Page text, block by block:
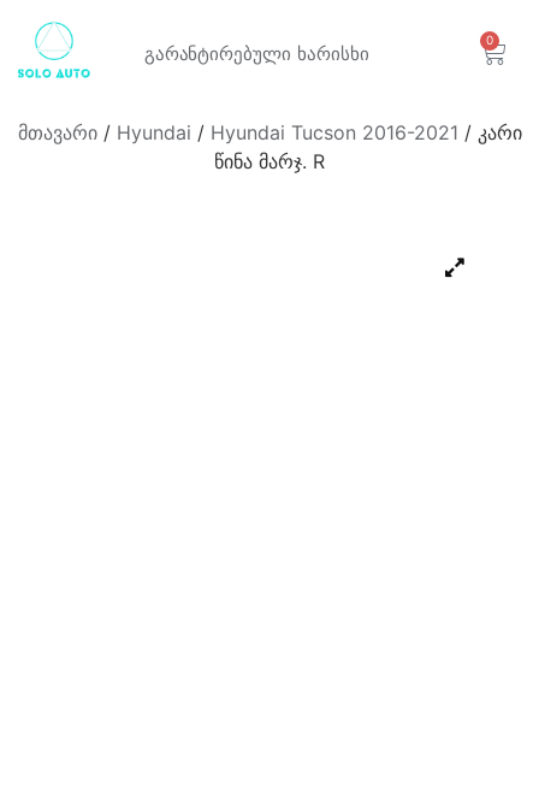
გარანტირებული ხარისხი
0
მთავარი/ Hyundai / Hyundai Tucson 2016-2021 / კარი
წინა მარჯ. R